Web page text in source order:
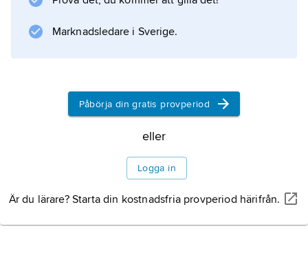
Signerier utgjorde en stor del av den
Information om artikeln
Marknadsledare i Sverige.
Påbörja din gratis provperiod
eller
Logga in
Är du lärare? Starta din kostnadsfria provperiod härifrån.